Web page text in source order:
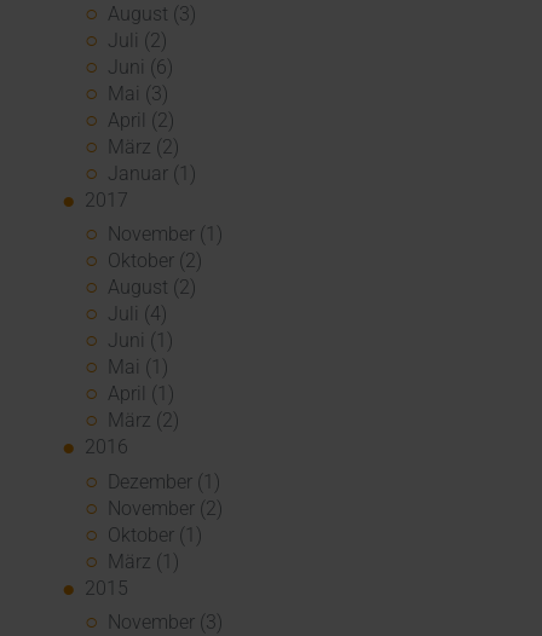
August (3)
Juli (2)
Juni (6)
Mai (3)
April (2)
März (2)
Januar (1)
2017
November (1)
Oktober (2)
August (2)
Juli (4)
Juni (1)
Mai (1)
April (1)
März (2)
2016
Dezember (1)
November (2)
Oktober (1)
März (1)
2015
November (3)